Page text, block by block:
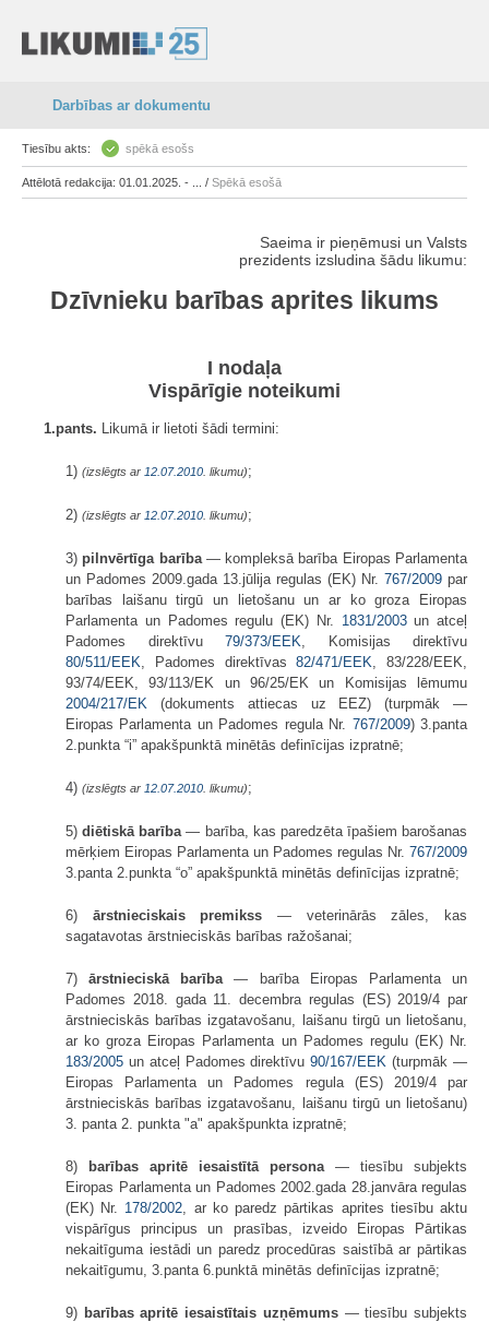
Darbības ar dokumentu
Tiesību akts: spēkā esošs
Attēlotā redakcija: 01.01.2025. - ... / Spēkā esošā
Saeima ir pieņēmusi un Valsts
prezidents izsludina šādu likumu:
Dzīvnieku barības aprites likums
I nodaļa
Vispārīgie noteikumi
1.pants. Likumā ir lietoti šādi termini:
1) (izslēgts ar 12.07.2010 . likumu);
2) (izslēgts ar 12.07.2010 . likumu);
3) pilnvērtīga barība— kompleksā barība Eiropas Parlamenta
un Padomes 2009.gada 13.jūlija regulas (EK) Nr. 767/2009 par
barības laišanu tirgū un lietošanu un ar ko groza Eiropas
Parlamenta un Padomes regulu (EK) Nr. 1831/2003un atceļ
Padomes direktīvu 79/373/EEK , Komisijas direktīvu
80/511/EEK , Padomes direktīvas82/471/EEK , 83/228/EEK,
93/74/EEK, 93/113/EK un 96/25/EK un Komisijas lēmumu
2004/217/EK (dokuments attiecas uz EEZ) (turpmāk —
Eiropas Parlamenta un Padomes regula Nr. 767/2009) 3.panta
2.punkta “i” apakšpunktā minētās definīcijas izpratnē;
4) (izslēgts ar 12.07.2010 . likumu);
5)diētiskā barība — barība, kas paredzēta īpašiem barošanas
mērķiem Eiropas Parlamenta un Padomes regulas Nr. 767/2009
3.panta 2.punkta “o” apakšpunktā minētās definīcijas izpratnē;
6) ārstnieciskais premikss — veterinārās zāles, kas
sagatavotas ārstnieciskās barības ražošanai;
7)ārstnieciskā barība — barība Eiropas Parlamenta un
Padomes 2018. gada 11. decembra regulas (ES) 2019/4 par
ārstnieciskās barības izgatavošanu, laišanu tirgū un lietošanu,
ar ko groza Eiropas Parlamenta un Padomes regulu (EK) Nr.
183/2005 un atceļ Padomes direktīvu90/167/EEK (turpmāk —
Eiropas Parlamenta un Padomes regula (ES) 2019/4 par
ārstnieciskās barības izgatavošanu, laišanu tirgū un lietošanu)
3. panta 2. punkta "a" apakšpunkta izpratnē;
8) barības apritē iesaistītā persona — tiesību subjekts
Eiropas Parlamenta un Padomes 2002.gada 28.janvāra regulas
(EK) Nr. 178/2002 , ar ko paredz pārtikas aprites tiesību aktu
vispārīgus principus un prasības, izveido Eiropas Pārtikas
nekaitīguma iestādi un paredz procedūras saistībā ar pārtikas
nekaitīgumu, 3.panta 6.punktā minētās definīcijas izpratnē;
9) barības apritē iesaistītais uzņēmums— tiesību subjekts